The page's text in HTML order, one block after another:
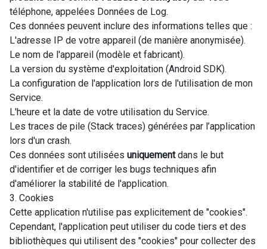
téléphone, appelées Données de Log.
Ces données peuvent inclure des informations telles que :
L'adresse IP de votre appareil (de manière anonymisée).
Le nom de l'appareil (modèle et fabricant).
La version du système d'exploitation (Android SDK).
La configuration de l'application lors de l'utilisation de mon
Service.
L'heure et la date de votre utilisation du Service.
Les traces de pile (Stack traces) générées par l’application
lors d'un crash.
Ces données sont utilisées uniquementdans le but
d'identifier et de corriger les bugs techniques afin
d'améliorer la stabilité de l'application.
3. Cookies
Cette application n'utilise pas explicitement de "cookies".
Cependant, l'application peut utiliser du code tiers et des
bibliothèques qui utilisent des "cookies" pour collecter des